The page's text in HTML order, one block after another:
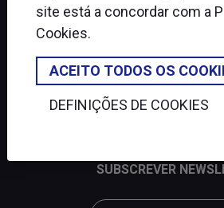
SUBSCREVER
site está a concordar com a
Cookies.
ACEITO TODOS OS
DEFINIÇÕES DE COOKIES